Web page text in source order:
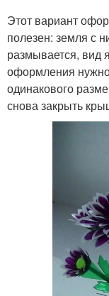
Этот вариант
полезен: земля с
размывается, вид
оформления
одинакового
снова закрыть